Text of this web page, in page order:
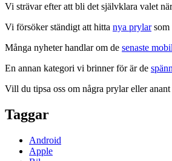
Vi strävar efter att bli det självklara valet
Vi försöker ständigt att hitta nya prylarsom
Många nyheter handlar om de senaste
En annan kategori vi brinner för är de
Vill du tipsa oss om några prylar eller
Taggar
Android
Apple